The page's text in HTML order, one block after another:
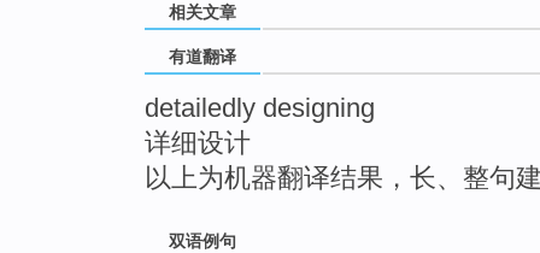
相关文章
有道翻译
detailedly designing
详细设计
以上为机器翻译结果，长、整句
双语例句